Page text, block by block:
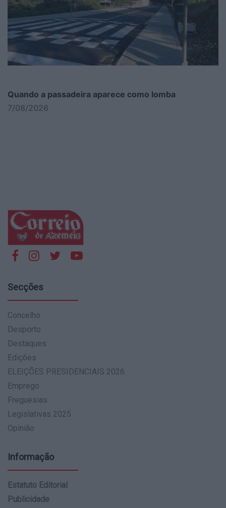
Quando a passadeira aparece como lomba
7/08/2026
Secções
Concelho
Desporto
Destaques
Edições
ELEIÇÕES PRESIDENCIAIS 2026
Emprego
Freguesias
Legislativas 2025
Opinião
Informação
Estatuto Editorial
Publicidade